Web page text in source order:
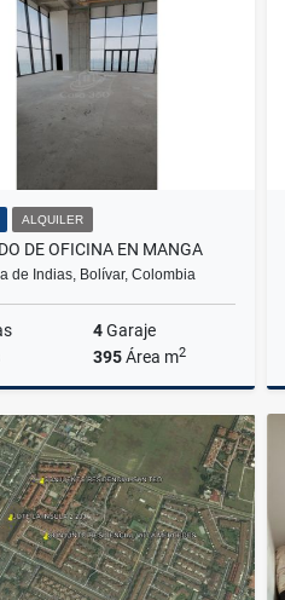
$1.900.000
ALQUILER
DE OFICINA EN MANGA
de Indias, Bolívar, Colombia
4Garaje
395Área m2
Alquiler
$47.400.000